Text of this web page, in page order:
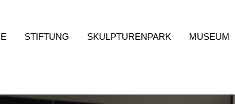
STIFTUNG SKULPTURENPARK MUSEUM